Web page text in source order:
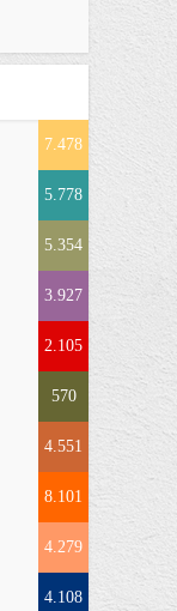
7.478
5.778
5.354
3.927
2.105
570
4.551
8.101
4.279
4.108